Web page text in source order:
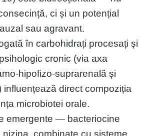
ci și un potențial
sau agravant.
în carbohidrați procesați și
cronic (via axa
hipofizo-suprarenală și
influențează direct compoziția
microbiotei orale.
emergente — bacteriocine
nizina, combinate cu sisteme